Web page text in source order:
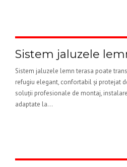
Sistem jaluzele
Sistem jaluzele lemn terasa poate
refugiu elegant, confortabil și protejat
soluții profesionale de montaj,
adaptate la...